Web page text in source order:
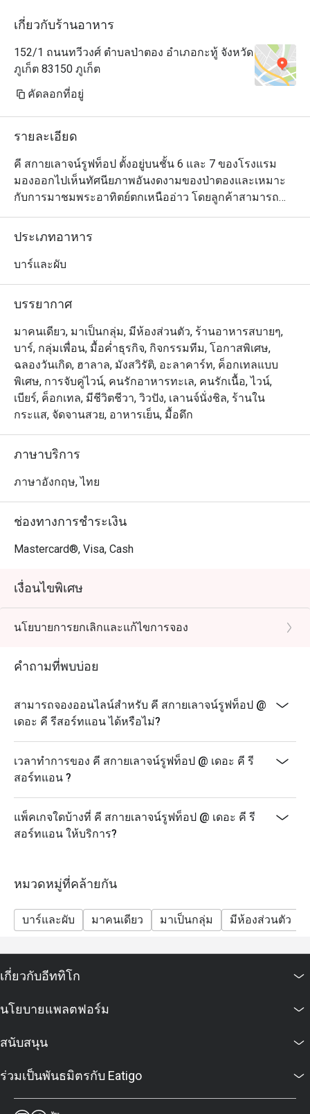
เกี่ยวกับร้านอาหาร
152/1 ถนนทวีวงศ์ ตำบลป่าตอง อำเภอกะทู้ จังหวัด
ภูเก็ต 83150 ภูเก็ต
คัดลอกที่อยู่
รายละเอียด
คี สกายเลาจน์รูฟท็อป ตั้งอยู่บนชั้น 6 และ 7 ของโรงแรม
มองออกไปเห็นทัศนียภาพอันงดงามของป่าตองและเหมาะ
กับการมาชมพระอาทิตย์ตกเหนืออ่าว โดยลูกค้าสามารถ
เดินจากถนนบางลาและหาดป่าตองที่มีชื่อเสียงได้สบายๆ
สำหรับบรรยากาศและการตกแต่งร้านนั้น โดดเด่นด้วยรูป
โซฟาหรูหรา บาร์ทรงกลม และแม้แต่อ่างจากุซซี่บนชั้น
เพลิดเพลินกับอาหารจานอร่อยใต้ท้องฟ้าสีสวยกับคนรู้ใจ
เมนูที่แนะนำให้ลอง ได้แก่ ปลาหิมะทอดเสิรฟ์พร้อมมันบด
ซอสทรัฟเฟิลและหอยเชลล์ย่างเสิร์ฟพร้อมซอสสไตล์ภาคใต้
รวมถึงซี่โครงหมูบาร์บีคิวสไตล์ใต้
ประเภทอาหาร
บาร์และผับ
บรรยากาศ
มาคนเดียว, มาเป็นกลุ่ม, มีห้องส่วนตัว, ร้านอาหารสบายๆ,
บาร์, กลุ่มเพื่อน, มื้อค่ำธุรกิจ, กิจกรรมทีม, โอกาสพิเศษ,
ฉลองวันเกิด, ฮาลาล, มังสวิรัติ, อะลาคาร์ท, ค็อกเทลแบบ
พิเศษ, การจับคู่ไวน์, คนรักอาหารทะเล, คนรักเนื้อ, ไวน์,
เบียร์, ค็อกเทล, มีชีวิตชีวา, วิวปัง, เลานจ์นั่งชิล, ร้านใน
กระแส, จัดจานสวย, อาหารเย็น, มื้อดึก
ภาษาบริการ
ภาษาอังกฤษ, ไทย
ช่องทางการชำระเงิน
Mastercard®, Visa, Cash
เงื่อนไขพิเศษ
นโยบายการยกเลิกและแก้ไขการจอง
คำถามที่พบบ่อย
สามารถจองออนไลน์สำหรับ คี สกายเลาจน์รูฟท็อป @
เดอะ คี รีสอร์ทแอน ได้หรือไม่?
เวลาทำการของ คี สกายเลาจน์รูฟท็อป @ เดอะ คี รี
สอร์ทแอน ?
แพ็คเกจใดบ้างที่ คี สกายเลาจน์รูฟท็อป @ เดอะ คี รี
สอร์ทแอน ให้บริการ?
หมวดหมู่ที่คล้ายกัน
บาร์และผับ มาคนเดียว มาเป็นกลุ่ม มีห้องส่วนตัว
เกี่ยวกับอีททิโก
นโยบายแพลตฟอร์ม
สนับสนุน
ร่วมเป็นพันธมิตรกับ Eatigo